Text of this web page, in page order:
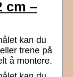
cm –
kan du
trene på
å montere.